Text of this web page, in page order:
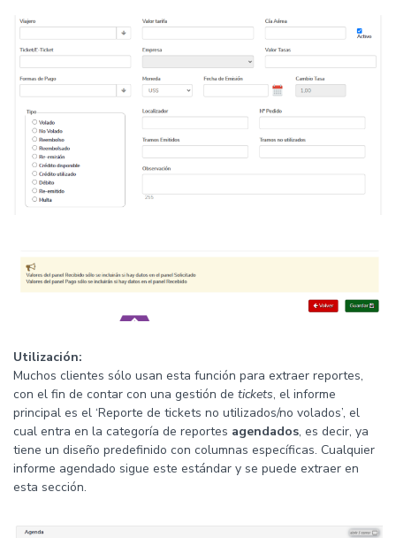
Utilización:
Muchos clientes sólo usan esta función para extraer reportes,
con el fin de contar con una gestión de tickets, el informe
principal es el ‘Reporte de tickets no utilizados/no volados’, el
cual entra en la categoría de reportes agendados, es decir, ya
tiene un diseño predefinido con columnas específicas. Cualquier
informe agendado sigue este estándar y se puede extraer en
esta sección.